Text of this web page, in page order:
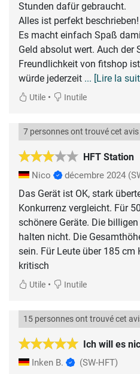
Stunden dafür gebraucht.
Alles ist perfekt beschrieben!
Es macht einfach Spaß
Geld absolut wert. Auch der
Freundlichkeit von fitshop
würde jederzeit ... [Lire la
Utile • Inutile
HFT Station
7 personnes ont trouvé cet
Nico décembre 2024
Das Gerät ist OK, stark
Konkurrenz vergleicht. Für
schönere Geräte. Die
halten nicht. Die
sein. Für Leute über 185 cm
kritisch
Utile • Inutile
Ich will es
15 personnes ont trouvé cet
Inken B. (SW-HFT)